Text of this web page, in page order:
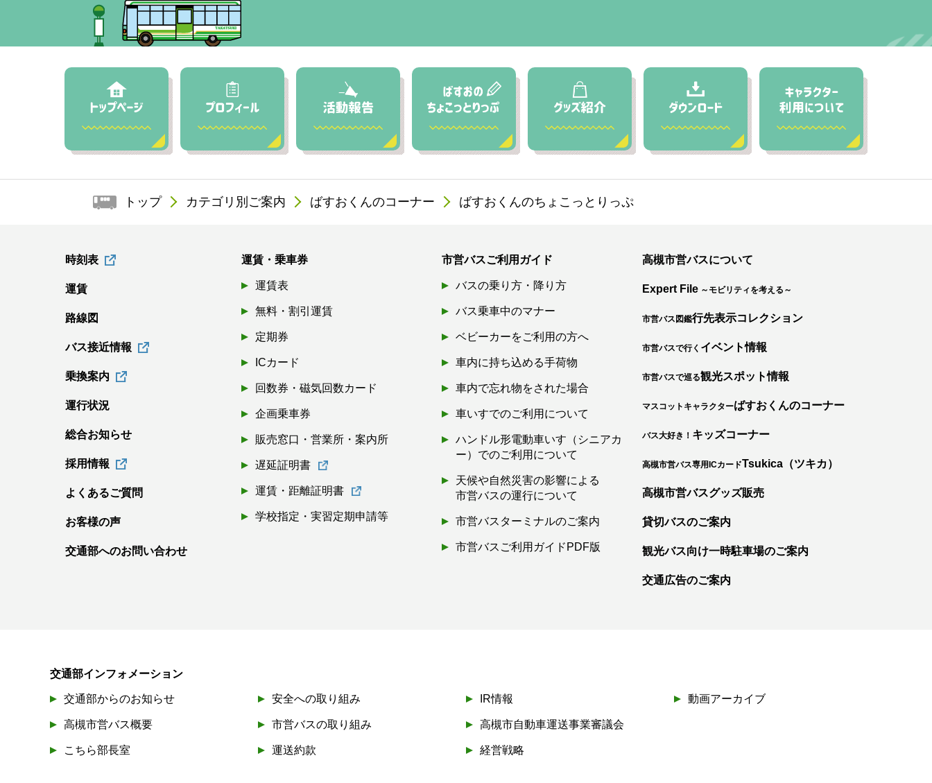
トップ カテゴリ別ご案内 ばすおくんのコーナー ばすおくんのちょこっとりっぷ
時刻表
運賃
路線図
バス接近情報
乗換案内
運行状況
総合お知らせ
採用情報
よくあるご質問
お客様の声
交通部へのお問い合わせ
運賃・乗車券
運賃表
無料・割引運賃
定期券
ICカード
回数券・磁気回数カード
企画乗車券
販売窓口・営業所・案内所
遅延証明書
運賃・距離証明書
学校指定・実習定期申請等
市営バスご利用ガイド
バスの乗り方・降り方
バス乗車中のマナー
ベビーカーをご利用の方へ
車内に持ち込める手荷物
車内で忘れ物をされた場合
車いすでのご利用について
ハンドル形電動車いす（シニアカ
ー）でのご利用について
天候や自然災害の影響による
市営バスの運行について
市営バスターミナルのご案内
市営バスご利用ガイドPDF版
高槻市営バスについて
Expert File ～モビリティを考える～
市営バス図鑑行先表示コレクション
市営バスで行く イベント情報
市営バスで巡る観光スポット情報
マスコットキャラクターばすおくんのコーナー
バス大好き！ キッズコーナー
高槻市営バス専用ICカードTsukica（ツキカ）
高槻市営バスグッズ販売
貸切バスのご案内
観光バス向け一時駐車場のご案内
交通広告のご案内
交通部インフォメーション
交通部からのお知らせ
高槻市営バス概要
こちら部長室
安全への取り組み
市営バスの取り組み
運送約款
IR情報
高槻市自動車運送事業審議会
経営戦略
動画アーカイブ